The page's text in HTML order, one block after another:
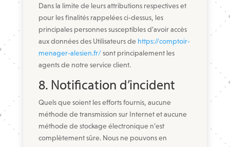
Dans la limite de leurs attributions respectives et
pour les finalités rappelées ci-dessus, les
principales personnes susceptibles d’avoir accès
aux données des Utilisateurs de https://comptoir-
menager-alesien.fr/sont principalement les
agents de notre service client.
8. Notification d’incident
Quels que soient les efforts fournis, aucune
méthode de transmission sur Internet et aucune
méthode de stockage électronique n’est
complètement sûre. Nous ne pouvons en